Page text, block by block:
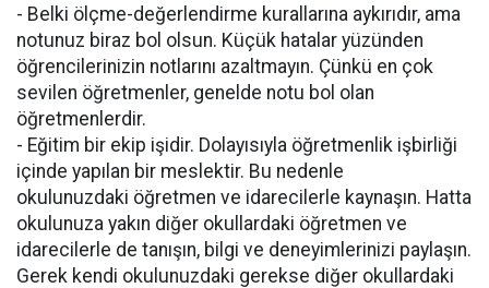
- Belki ölçme-değerlendirme kurallarına aykırıdır, ama
notunuz biraz bol olsun. Küçük hatalar yüzünden
öğrencilerinizin notlarını azaltmayın. Çünkü en çok
sevilen öğretmenler, genelde notu bol olan
öğretmenlerdir.
- Eğitim bir ekip işidir. Dolayısıyla öğretmenlik işbirliği
içinde yapılan bir meslektir. Bu nedenle
okulunuzdaki öğretmen ve idarecilerle kaynaşın. Hatta
okulunuza yakın diğer okullardaki öğretmen ve
idarecilerle de tanışın, bilgi ve deneyimlerinizi paylaşın.
Gerek kendi okulunuzdaki gerekse diğer okullardaki